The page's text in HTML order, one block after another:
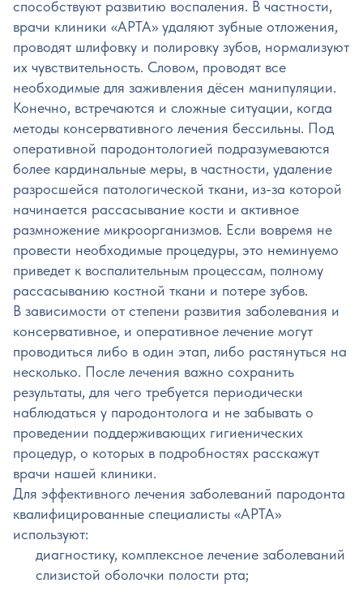
способствуют развитию воспаления. В частности,
врачи клиники «АРТА» удаляют зубные отложения,
проводят шлифовку и полировку зубов, нормализуют
их чувствительность. Словом, проводят все
необходимые для заживления дёсен манипуляции.
Конечно, встречаются и сложные ситуации, когда
методы консервативного лечения бессильны. Под
оперативной пародонтологией подразумеваются
более кардинальные меры, в частности, удаление
разросшейся патологической ткани, из-за которой
начинается рассасывание кости и активное
размножение микроорганизмов. Если вовремя не
провести необходимые процедуры, это неминуемо
приведет к воспалительным процессам, полному
рассасыванию костной ткани и потере зубов.
В зависимости от степени развития заболевания и
консервативное, и оперативное лечение могут
проводиться либо в один этап, либо растянуться на
несколько. После лечения важно сохранить
результаты, для чего требуется периодически
наблюдаться у пародонтолога и не забывать о
проведении поддерживающих гигиенических
процедур, о которых в подробностях расскажут
врачи нашей клиники.
Для эффективного лечения заболеваний пародонта
квалифицированные специалисты «АРТА»
используют:
диагностику, комплексное лечение заболеваний
слизистой оболочки полости рта;